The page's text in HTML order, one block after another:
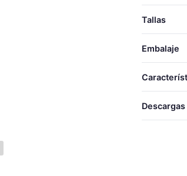
Tallas
LARGO
ANCHO
Embalaje
M
Descargas